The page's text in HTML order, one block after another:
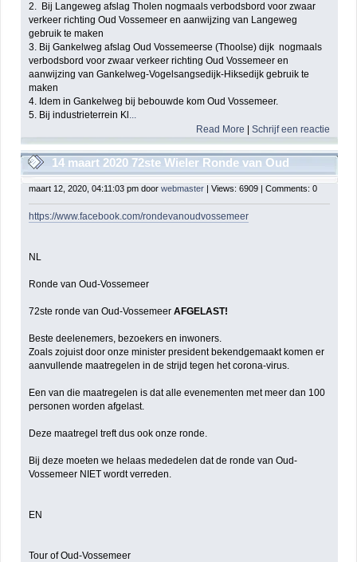
2. Bij Langeweg afslag Tholen nogmaals verbodsbord voor zwaar
verkeer richting Oud Vossemeer en aanwijzing van Langeweg
gebruik te maken
3. Bij Gankelweg afslag Oud Vossemeerse (Thoolse) dijk nogmaals
verbodsbord voor zwaar verkeer richting Oud Vossemeer en
aanwijzing van Gankelweg-Vogelsangsedijk-Hiksedijk gebruik te
maken
4. Idem in Gankelweg bij bebouwde kom Oud Vossemeer.
5. Bij industrieterrein Kl ...
Read More |Schrijf een reactie
14 maart 2020 72ste Wieler Ronde van Oud
Vossemeer - AFGELAST !!! - CANCELLED
maart 12, 2020, 04:11:03 pm door webmaster| Views: 6909 | Comments: 0
https://www.facebook.com/rondevanoudvossemeer
NL
Ronde van Oud-Vossemeer
72ste ronde van Oud-VossemeerAFGELAST!
Beste deelenemers, bezoekers en inwoners.
Zoals zojuist door onze minister president bekendgemaakt komen er
aanvullende maatregelen in de strijd tegen het corona-virus.
Een van die maatregelen is dat alle evenementen met meer dan 100
personen worden afgelast.
Deze maatregel treft dus ook onze ronde.
Bij deze moeten we helaas mededelen dat de ronde van Oud-
Vossemeer NIET wordt verreden.
EN
Tour of Oud-Vossemeer